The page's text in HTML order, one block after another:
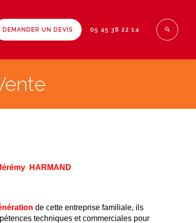
DEMANDER UN DEVIS 05 45 38 22 14
HARMAND
de cette entreprise familiale, ils
techniques et commerciales pour